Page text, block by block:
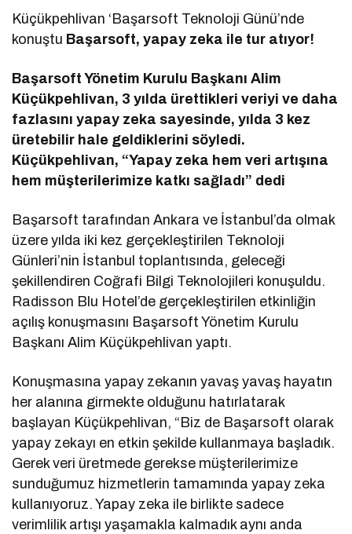
Küçükpehlivan ‘Başarsoft Teknoloji Günü’nde
konuştu Başarsoft, yapay zeka ile tur atıyor!
Başarsoft Yönetim Kurulu Başkanı Alim
Küçükpehlivan, 3 yılda ürettikleri veriyi ve daha
fazlasını yapay zeka sayesinde, yılda 3 kez
üretebilir hale geldiklerini söyledi.
Küçükpehlivan, “Yapay zeka hem veri artışına
hem müşterilerimize katkı sağladı” dedi
Başarsoft tarafından Ankara ve İstanbul’da olmak
üzere yılda iki kez gerçekleştirilen Teknoloji
Günleri’nin İstanbul toplantısında, geleceği
şekillendiren Coğrafi Bilgi Teknolojileri konuşuldu.
Radisson Blu Hotel’de gerçekleştirilen etkinliğin
açılış konuşmasını Başarsoft Yönetim Kurulu
Başkanı Alim Küçükpehlivan yaptı.
Konuşmasına yapay zekanın yavaş yavaş hayatın
her alanına girmekte olduğunu hatırlatarak
başlayan Küçükpehlivan, “Biz de Başarsoft olarak
yapay zekayı en etkin şekilde kullanmaya başladık.
Gerek veri üretmede gerekse müşterilerimize
sunduğumuz hizmetlerin tamamında yapay zeka
kullanıyoruz. Yapay zeka ile birlikte sadece
verimlilik artışı yaşamakla kalmadık aynı anda